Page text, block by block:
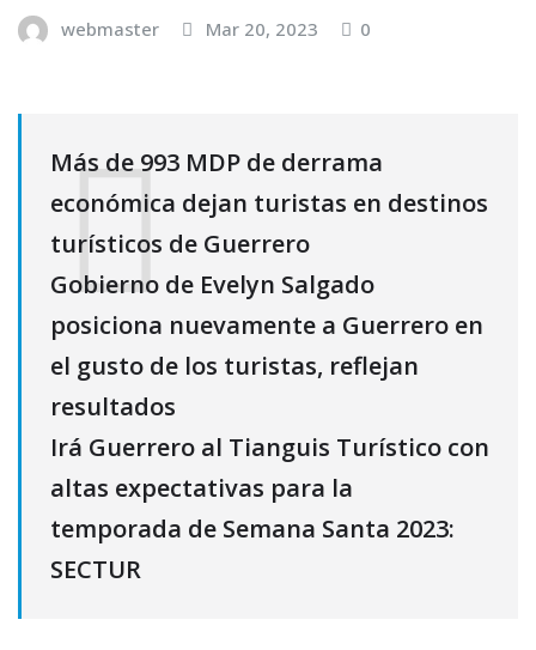
webmaster Mar 20, 2023 0
Más de 993 MDP de derrama
económica dejan turistas en destinos
turísticos de Guerrero
Gobierno de Evelyn Salgado
posiciona nuevamente a Guerrero en
el gusto de los turistas, reflejan
resultados
Irá Guerrero al Tianguis Turístico con
altas expectativas para la
temporada de Semana Santa 2023:
SECTUR